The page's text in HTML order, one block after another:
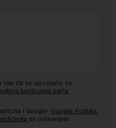
vas da se upoznate sa
korišćenja sajta.
i Google. Google Politika
su primenjeni.